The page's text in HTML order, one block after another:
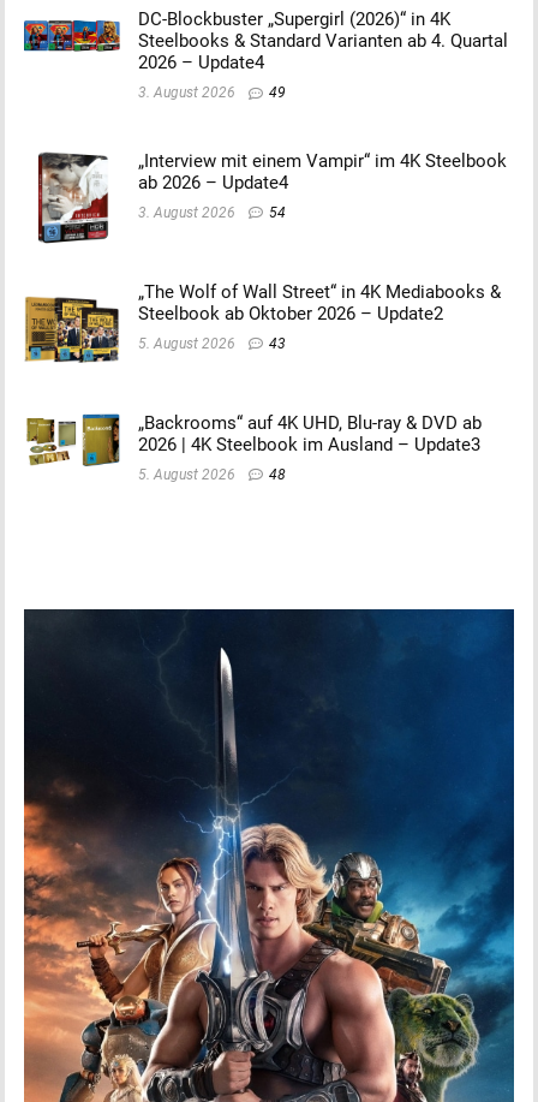
DC-Blockbuster „Supergirl (2026)“ in 4K
Steelbooks & Standard Varianten ab 4. Quartal
2026 – Update4
3. August 2026 49
„Interview mit einem Vampir“ im 4K Steelbook
ab 2026 – Update4
3. August 2026 54
„The Wolf of Wall Street“ in 4K Mediabooks &
Steelbook ab Oktober 2026 – Update2
5. August 2026 43
„Backrooms“ auf 4K UHD, Blu-ray & DVD ab
2026 | 4K Steelbook im Ausland – Update3
5. August 2026 48